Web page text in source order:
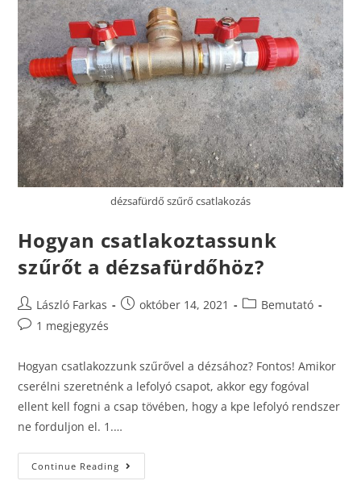
dézsafürdő szűrő csatlakozás
Hogyan csatlakoztassunk
szűrőt a dézsafürdőhöz?
László Farkas október 14, 2021
Bemutató
1 megjegyzés
Hogyan csatlakozzunk szűrővel a dézsához? Fontos! Amikor
cserélni szeretnénk a lefolyó csapot, akkor egy fogóval
ellent kell fogni a csap tövében, hogy a kpe lefolyó rendszer
ne forduljon el. 1.…
Continue Reading